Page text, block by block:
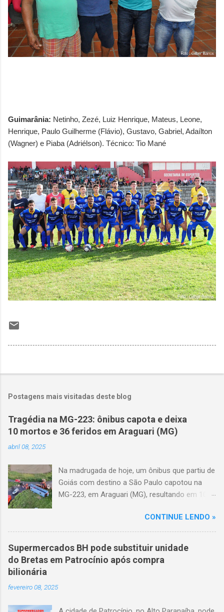
Guimarânia: Netinho, Zezé, Luiz Henrique, Mateus, Leone,
Henrique, Paulo Guilherme (Flávio), Gustavo, Gabriel, Adaílton
(Wagner) e Piaba (Adriélson). Técnico: Tio Mané
Postagens mais visitadas deste blog
Tragédia na MG-223: ônibus capota e deixa
10 mortos e 36 feridos em Araguari (MG)
abril 08, 2025
Na madrugada de hoje, um ônibus que partiu de
Goiás com destino a São Paulo capotou na
MG-223, em Araguari (MG), resultando em 10
volta das 3h40, próximo ao trevo de Queixinho,
quando o motorista perdeu o controle do
veículo, atravessou o canteiro central e
capotou em uma alça de acesso. Entre as
vítimas fatais, há duas crianças de
CONTINUE LENDO »
Supermercados BH pode substituir unidade
do Bretas em Patrocínio após compra
bilionária
fevereiro 08, 2025